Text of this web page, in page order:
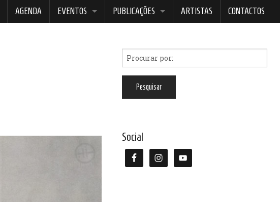
AGENDA EVENTOS PUBLICAÇÕES ARTISTAS CONTACTOS
Social